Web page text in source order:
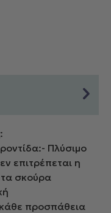
Πλύσιμο
επιτρέπεται η
σκούρα
προσπάθεια